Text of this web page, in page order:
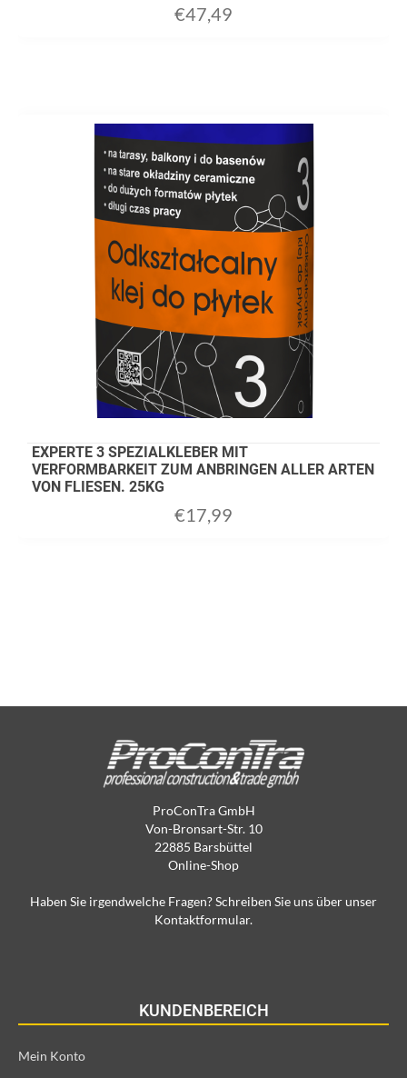
€47,49
EXPERTE 3 SPEZIALKLEBER MIT
VERFORMBARKEIT ZUM ANBRINGEN ALLER ARTEN
VON FLIESEN. 25KG
€17,99
ProConTra GmbH
Von-Bronsart-Str. 10
22885 Barsbüttel
Online-Shop
Haben Sie irgendwelche Fragen? Schreiben Sie uns über unser
Kontaktformular.
KUNDENBEREICH
Mein Konto